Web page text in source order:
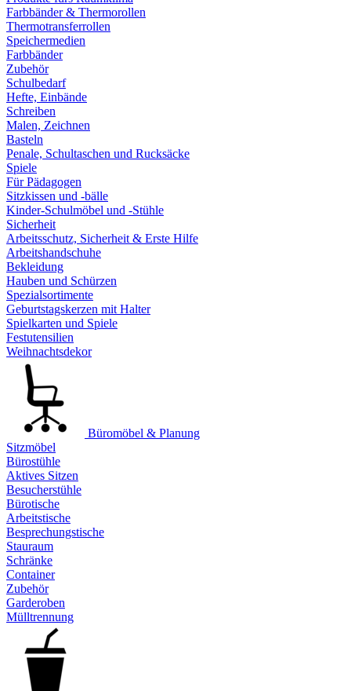
Farbbänder & Thermorollen
Thermotransferrollen
Speichermedien
Farbbänder
Zubehör
Schulbedarf
Hefte, Einbände
Schreiben
Malen, Zeichnen
Basteln
Penale, Schultaschen und Rucksäcke
Spiele
Für Pädagogen
Sitzkissen und -bälle
Kinder-Schulmöbel und -Stühle
Sicherheit
Arbeitsschutz, Sicherheit & Erste Hilfe
Arbeitshandschuhe
Bekleidung
Hauben und Schürzen
Spezialsortimente
Geburtstagskerzen mit Halter
Spielkarten und Spiele
Festutensilien
Weihnachtsdekor
Büromöbel & Planung
Sitzmöbel
Bürostühle
Aktives Sitzen
Besucherstühle
Bürotische
Arbeitstische
Besprechungstische
Stauraum
Schränke
Container
Zubehör
Garderoben
Mülltrennung